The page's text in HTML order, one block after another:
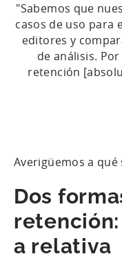
"Sabemos que
casos de uso para
editores y
de análisis.
retención
Averigüemos a qué
Dos
a relativa